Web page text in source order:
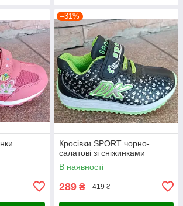
–31%
Кросівки SPORT чорно-
салатові зі сніжинками
В наявності
289 ₴ 419 ₴